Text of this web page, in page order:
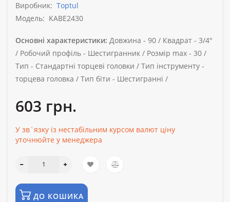
Виробник: Toptul
Модель: KABE2430
Основні характеристики: Довжина - 90 / Квадрат - 3/4"
/ Робочий профіль - Шестигранник / Розмір max - 30 /
Тип - Стандартні торцеві головки / Тип інструменту -
торцева головка / Тип біти - Шестигранні /
603 грн.
У зв`язку із нестабільним курсом валют ціну
уточнюйте у менеджера
ДО КОШИКА